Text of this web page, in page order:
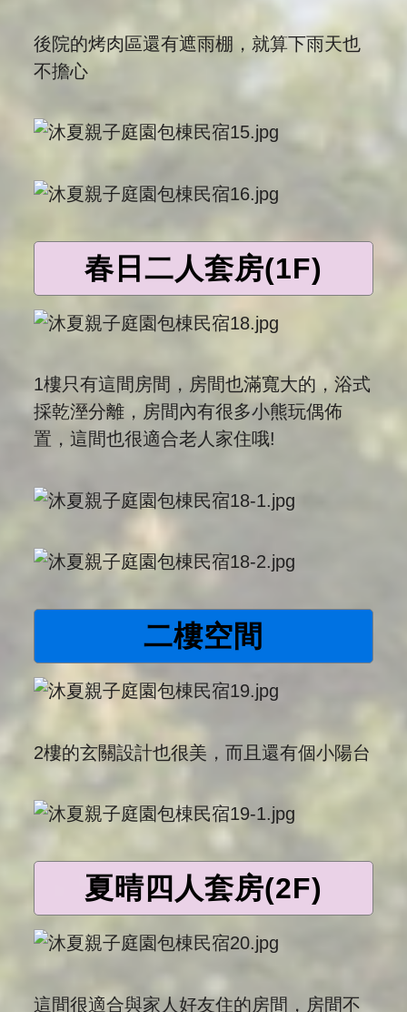
後院的烤肉區還有遮雨棚，就算下雨天也
不擔心
春日二人套房(1F)
1樓只有這間房間，房間也滿寬大的，浴式
採乾溼分離，房間內有很多小熊玩偶佈
置，這間也很適合老人家住哦!
二樓空間
2樓的玄關設計也很美，而且還有個小陽台
夏晴四人套房(2F)
這間很適合與家人好友住的房間，房間不